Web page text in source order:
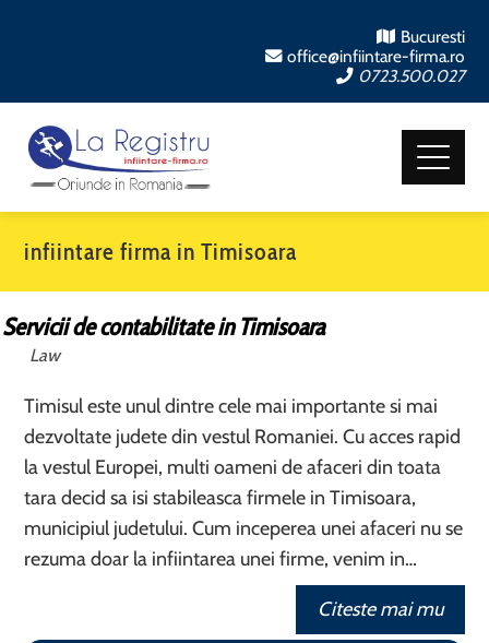
Bucuresti
office@infiintare-firma.ro
0723.500.027
infiintare firma in Timisoara
Servicii de contabilitate in Timisoara
Law
Timisul este unul dintre cele mai importante si mai
dezvoltate judete din vestul Romaniei. Cu acces rapid
la vestul Europei, multi oameni de afaceri din toata
tara decid sa isi stabileasca firmele in Timisoara,
municipiul judetului. Cum inceperea unei afaceri nu se
rezuma doar la infiintarea unei firme, venim in…
Citeste mai mu